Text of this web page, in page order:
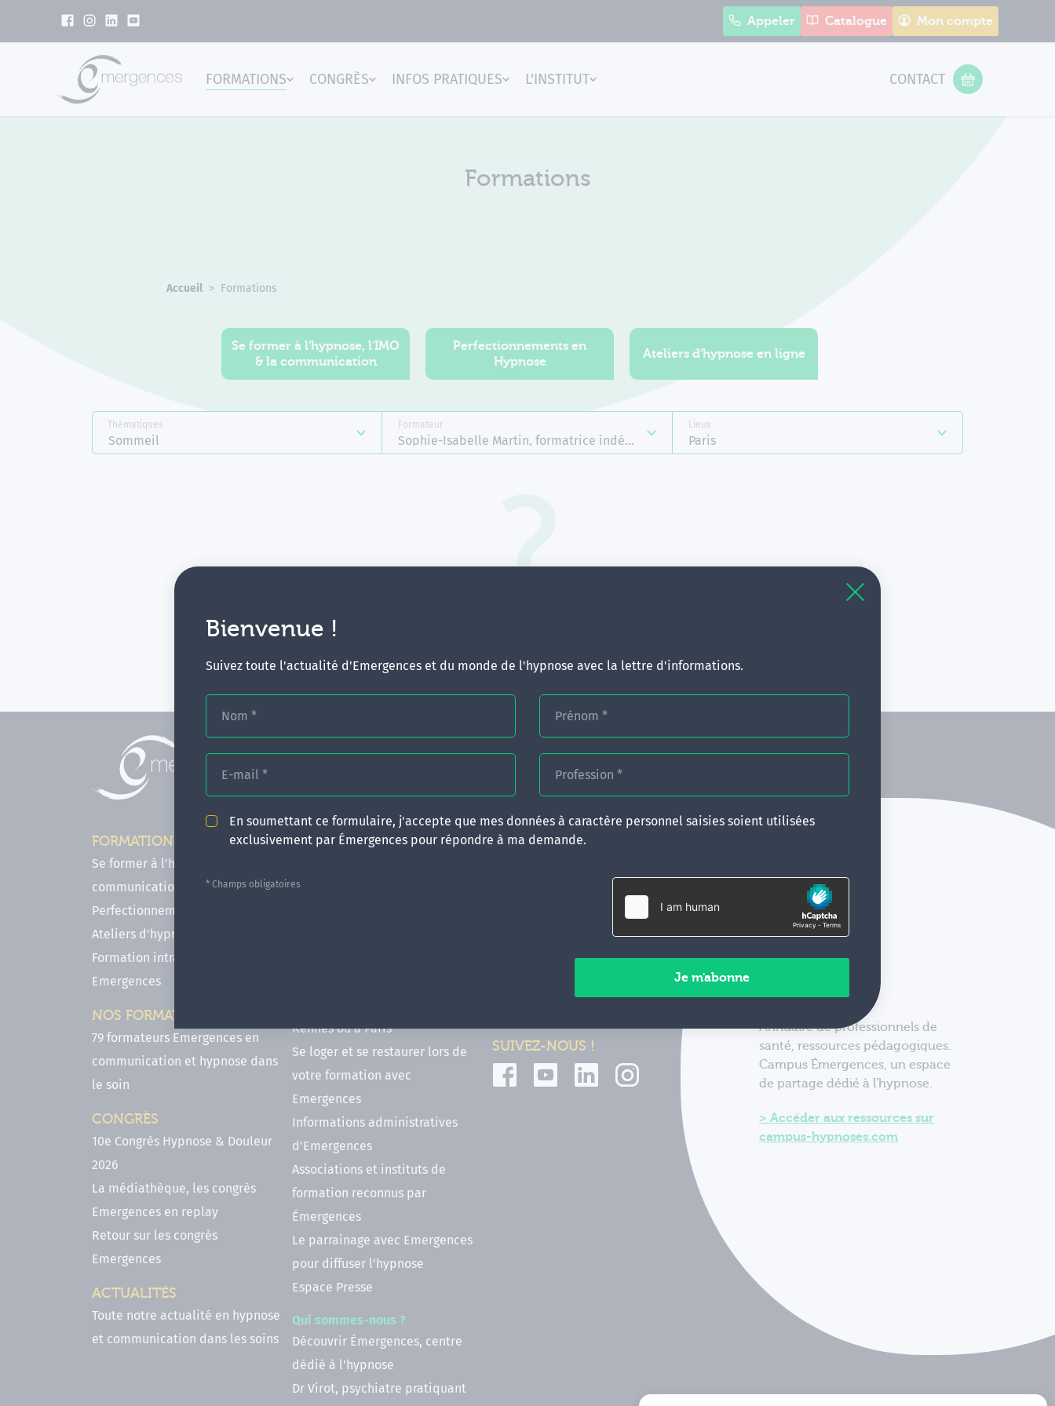
Bienvenue !
Suivez toute l'actualité d'Emergences et du monde de l'hypnose avec la lettre d'informations.
Nom * Prénom *
E-mail * Profession *
En soumettant ce formulaire, j'accepte que mes données à caractère personnel saisies soient utilisées
exclusivement par Émergences pour répondre à ma demande.
* Champs obligatoires
Appeler Catalogue Mon compte
Emergences
FORMATIONS CONGRÈS INFOS PRATIQUES L'INSTITUT CONTACT
VOTRE PANIER
Formations
Accueil Formations
Se former à l'hypnose, l'IMO
& la communication
Perfectionnements en
Hypnose
Ateliers d'hypnose en ligne
Thématiques
Sommeil
Formateur
Sophie-Isabelle Martin, formatrice indépendante Emergences
Lieux
Paris
Aucune formation ne correspond à
FORMATIONS
Se former à l'hypnose, l'IMO & la
communication
Perfectionnements en Hypnose
Ateliers d'hypnose en ligne
Formation intra-établissement
Emergences
NOS FORMATEURS
79 formateurs Emergences en
communication et hypnose dans
le soin
CONGRÈS
10e Congrès Hypnose & Douleur
2026
La médiathèque, les congrès
Emergences en replay
Retour sur les congrès
Emergences
ACTUALITÉS
Toute notre actualité en hypnose
et communication dans les soins
INFOS PRATIQUES
en hypnose (FIF PL, CPF, DPC)
Rennes ou à Paris
Se loger et se restaurer lors de
votre formation avec
Emergences
Informations administratives
d'Emergences
Associations et instituts de
formation reconnus par
Émergences
Le parrainage avec Emergences
pour diffuser l'hypnose
Espace Presse
Qui sommes-nous ?
Découvrir Émergences, centre
dédié à l'hypnose
Dr Virot, psychiatre pratiquant
CONTACT
SUIVEZ-NOUS !
Annuaire de professionnels de
santé, ressources pédagogiques.
Campus Émergences, un espace
de partage dédié à l'hypnose.
Accéder aux ressources sur
campus-hypnoses.com